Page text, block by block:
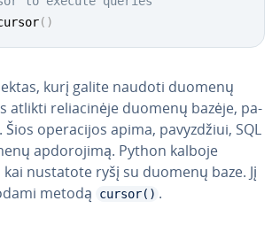
( )
kurį galite naudoti duomenų
atlikti re­lia­ci­nė­je duomenų bazėje, pa­
Šios ope­ra­ci­jos apima, pa­vyz­džiui, SQL
ap­do­ro­ji­mą. Python kalboje
nustatote ryšį su duomenų baze. Jį
metodą
cursor() .